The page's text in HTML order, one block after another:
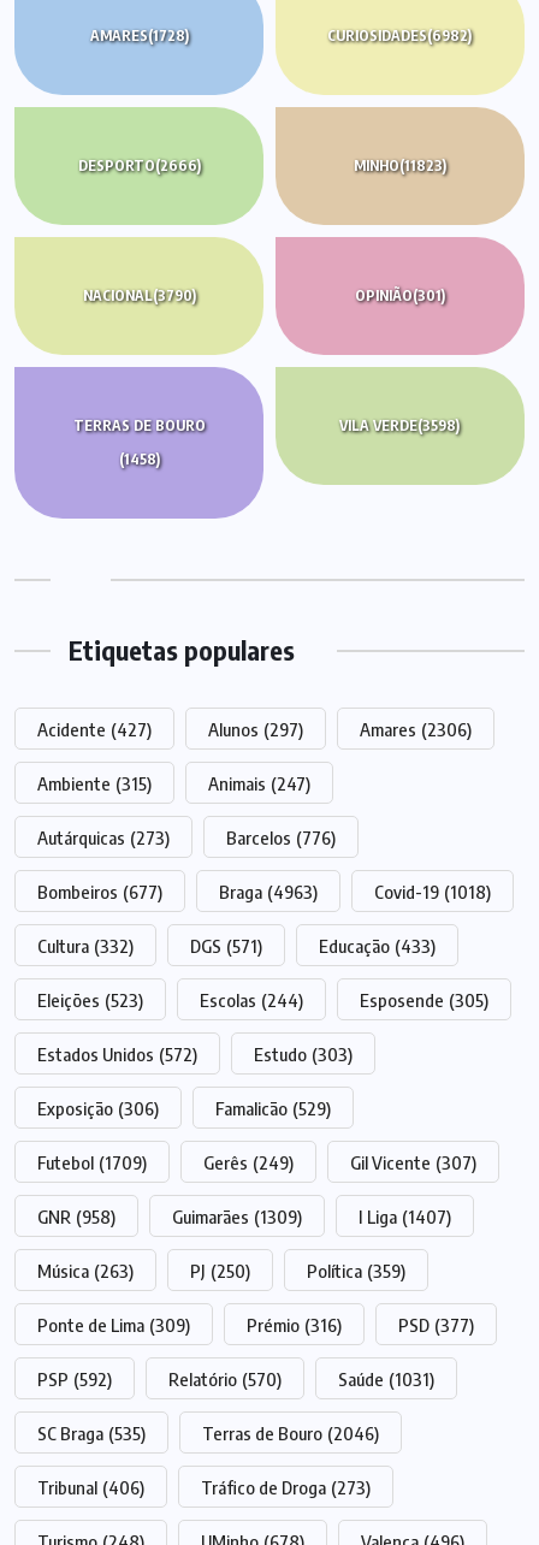
AMARES(1728) CURIOSIDADES(6982)
DESPORTO(2666) MINHO(11823)
NACIONAL(3790) OPINIÃO(301)
TERRAS DE BOURO
(1458)
VILA VERDE(3598)
Etiquetas populares
Acidente (427) Alunos (297) Amares (2306)
Ambiente (315) Animais (247)
Autárquicas (273) Barcelos (776)
Bombeiros (677) Braga (4963) Covid-19 (1018)
Cultura (332) DGS (571) Educação (433)
Eleições (523) Escolas (244) Esposende (305)
Estados Unidos (572) Estudo (303)
Exposição (306) Famalicão (529)
Futebol (1709) Gerês (249) Gil Vicente (307)
GNR (958) Guimarães (1309) I Liga (1407)
Música (263) PJ (250) Política (359)
Ponte de Lima (309) Prémio (316) PSD (377)
PSP (592) Relatório (570) Saúde (1031)
SC Braga (535) Terras de Bouro (2046)
Tribunal (406) Tráfico de Droga (273)